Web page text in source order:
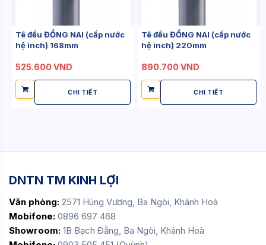
Tê đều ĐỒNG NAI (cấp nước
hệ inch) 168mm
525.600 VND
CHI TIẾT
Tê đều ĐỒNG NAI (cấp nước
hệ inch) 220mm
890.700 VND
CHI TIẾT
DNTN TM KINH LỢI
Văn phòng: 2571 Hùng Vương, Ba Ngòi, Khánh Hoà
Mobifone: 0896 697 468
Showroom: 1B Bạch Đằng, Ba Ngòi, Khánh Hoà